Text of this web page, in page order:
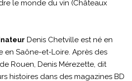
le monde du vin (Châteaux
Denis Chetville est né en
en Saône-et-Loire. Après des
Rouen, Denis Mérezette, dit
histoires dans des magazines BD